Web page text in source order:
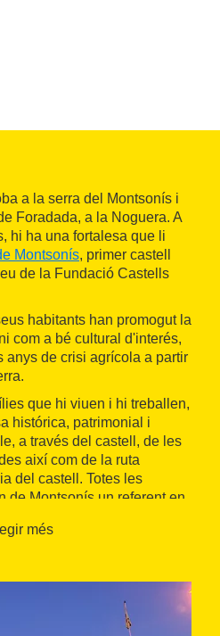
a la serra del Montsonís i
Foradada, a la Noguera. A
hi ha una fortalesa que li
Montsonís, primer castell
de la Fundació Castells
habitants han promogut la
com a bé cultural d'interés,
anys de crisi agrícola a partir
que hi viuen i hi treballen,
histórica, patrimonial i
a través del castell, de les
així com de la ruta
del castell. Totes les
de Montsonís un referent en
més